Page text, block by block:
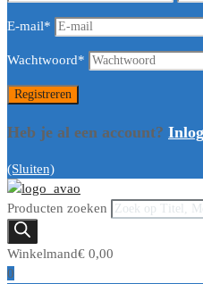
E-mail*
Wachtwoord*
Heb je al een account?
(Sluiten)
Producten zoeken
Winkelmand€ 0,00
0